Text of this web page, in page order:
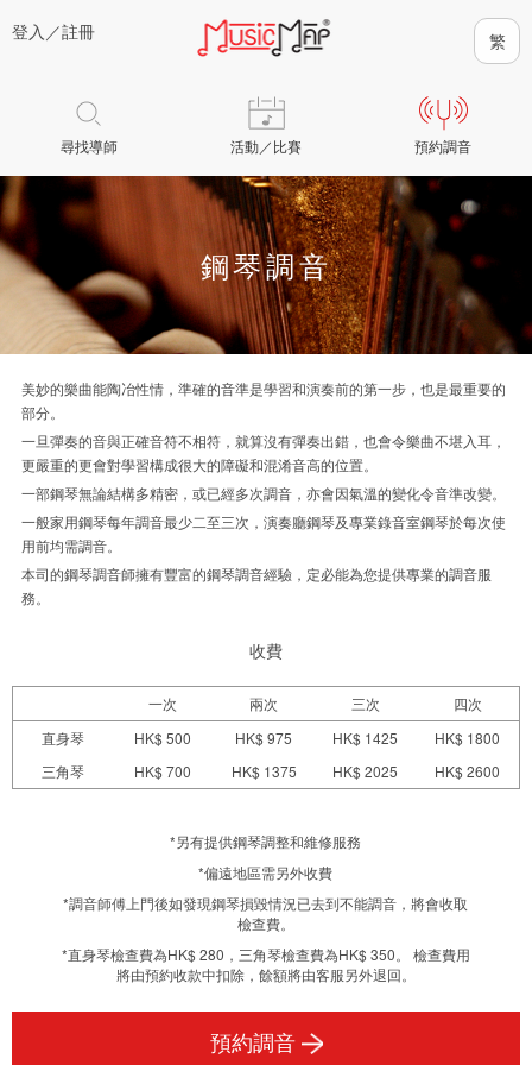
登入／註冊
尋找導師 活動／比賽 預約調音
鋼琴調音
美妙的樂曲能陶冶性情，準確的音準是學習和演奏前的第一步，也是最重要的
部分。
一旦彈奏的音與正確音符不相符，就算沒有彈奏出錯，也會令樂曲不堪入耳，
更嚴重的更會對學習構成很大的障礙和混淆音高的位置。
一部鋼琴無論結構多精密，或已經多次調音，亦會因氣溫的變化令音準改變。
一般家用鋼琴每年調音最少二至三次，演奏廳鋼琴及專業錄音室鋼琴於每次使
用前均需調音。
本司的鋼琴調音師擁有豐富的鋼琴調音經驗，定必能為您提供專業的調音服
務。
收費
一次 兩次 三次
四次
直身琴
HK$500 HK$975 HK$ 1425 HK$ 1800
三角琴
HK$700 HK$ 1375 HK$2025 HK$2600
*另有提供鋼琴調整和維修服務
*偏遠地區需另外收費
*調音師傅上門後如發現鋼琴損毀情況已去到不能調音，將會收取
檢查費。
*直身琴檢查費為HK$ 280，三角琴檢查費為HK$ 350。 檢查費用
將由預約收款中扣除，餘額將由客服另外退回。
預約調音